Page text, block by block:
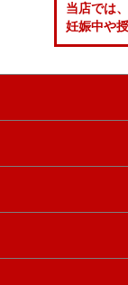
当店では
妊娠中や